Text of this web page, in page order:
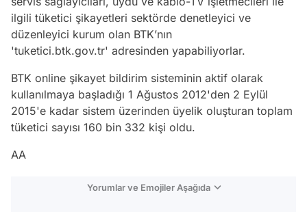
ilgili tüketici şikayetleri sektörde denetleyici ve
düzenleyici kurum olan BTK’nın
'tuketici.btk.gov.tr' adresinden yapabiliyorlar.
BTK online şikayet bildirim sisteminin aktif olarak
kullanılmaya başladığı 1 Ağustos 2012'den 2 Eylül
2015'e kadar sistem üzerinden üyelik oluşturan toplam
tüketici sayısı 160 bin 332 kişi oldu.
AA
Yorumlar ve Emojiler Aşağıda